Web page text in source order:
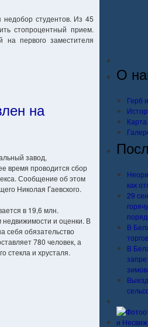
недобор студентов. Из 45
стопроцентный прием.
на первого заместителя
на
завод,
время проводится сбор
Сообщение об этом
Николая Гаевского.
в 19,6 млн.
недвижимости и оценки. В
себя обязательство
780 человек, а
стекла и хрусталя.
О
Герб
как
29
В
В